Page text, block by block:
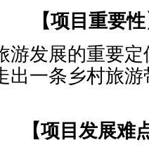
【项目重要
游发展的重要
出一条乡村旅
【项目发展难